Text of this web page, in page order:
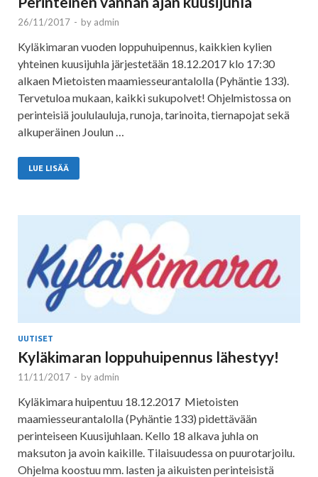
26/11/2017 - by admin
Kyläkimaran vuoden loppuhuipennus, kaikkien kylien
yhteinen kuusijuhla järjestetään 18.12.2017 klo 17:30
alkaen Mietoisten maamiesseurantalolla (Pyhäntie 133).
Tervetuloa mukaan, kaikki sukupolvet! Ohjelmistossa on
perinteisiä joululauluja, runoja, tarinoita, tiernapojat sekä
alkuperäinen Joulun …
LUE LISÄÄ
UUTISET
Kyläkimaran loppuhuipennus lähestyy!
11/11/2017 - by admin
Kyläkimara huipentuu 18.12.2017 Mietoisten
maamiesseurantalolla (Pyhäntie 133) pidettävään
perinteiseen Kuusijuhlaan. Kello 18 alkava juhla on
maksuton ja avoin kaikille. Tilaisuudessa on puurotarjoilu.
Ohjelma koostuu mm. lasten ja aikuisten perinteisistä